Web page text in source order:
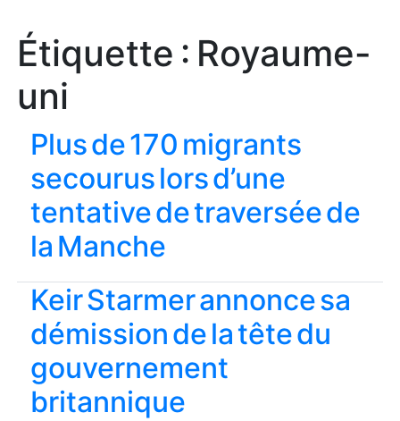
Étiquette : Royaume-
uni
Plus de 170 migrants
secourus lors d’une
tentative de traversée de
la Manche
Keir Starmer annonce sa
démission de la tête du
gouvernement
britannique